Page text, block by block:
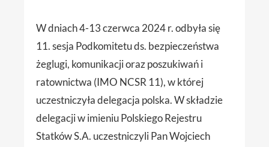
W dniach 4-13 czerwca 2024 r. odbyła się
11. sesja Podkomitetu ds. bezpieczeństwa
żeglugi, komunikacji oraz poszukiwań i
ratownictwa (IMO NCSR 11), w której
uczestniczyła delegacja polska. W składzie
delegacji w imieniu Polskiego Rejestru
Statków S.A. uczestniczyli Pan Wojciech